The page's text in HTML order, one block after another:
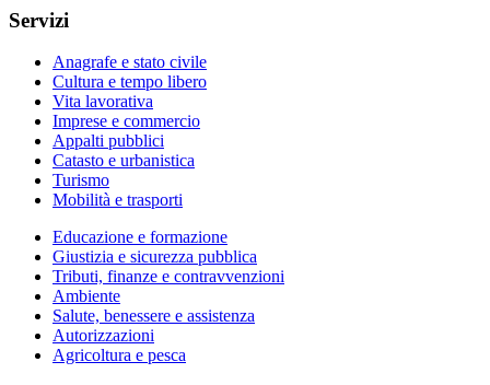
Servizi
Anagrafe e stato civile
Cultura e tempo libero
Vita lavorativa
Imprese e commercio
Appalti pubblici
Catasto e urbanistica
Turismo
Mobilità e trasporti
Educazione e formazione
Giustizia e sicurezza pubblica
Tributi, finanze e contravvenzioni
Ambiente
Salute, benessere e assistenza
Autorizzazioni
Agricoltura e pesca